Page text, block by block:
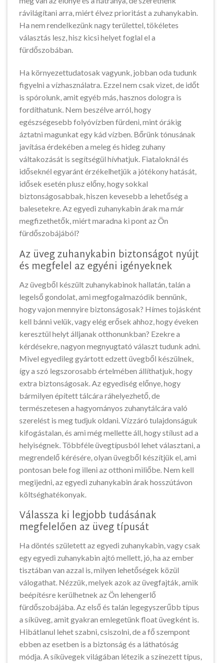
rávilágítani arra, miért élvez prioritást a zuhanykabin.
Ha nem rendelkezünk nagy területtel, tökéletes
választás lesz, hisz kicsi helyet foglal el a
fürdőszobában.
Ha környezettudatosak vagyunk, jobban oda tudunk
figyelni a vízhasználatra. Ezzel nem csak vizet, de időt
is spórolunk, amit egyéb más, hasznos dologra is
fordíthatunk. Nem beszélve arról, hogy
egészségesebb folyóvízben fürdeni, mint órákig
áztatni magunkat egy kád vízben. Bőrünk tónusának
javítása érdekében a meleg és hideg zuhany
váltakozását is segítségül hívhatjuk. Fiataloknál és
időseknél egyaránt érzékelhetjük a jótékony hatását,
idősek esetén plusz előny, hogy sokkal
biztonságosabbak, hiszen kevesebb a lehetőség a
balesetekre. Az egyedi zuhanykabin árak ma már
megfizethetők, miért maradna ki pont az Ön
fürdőszobájából?
Az üveg zuhanykabin biztonságot nyújt
és megfelel az egyéni igényeknek
Az üvegből készült zuhanykabinok hallatán, talán a
legelső gondolat, ami megfogalmazódik bennünk,
hogy vajon mennyire biztonságosak? Hímes tojásként
kell bánni velük, vagy elég erősek ahhoz, hogy éveken
keresztül helyt álljanak otthonunkban? Ezekre a
kérdésekre, nagyon megnyugtató választ tudunk adni.
Mivel egyedileg gyártott edzett üvegből készülnek,
így a szó legszorosabb értelmében állíthatjuk, hogy
extra biztonságosak. Az egyediség előnye, hogy
bármilyen épített tálcára ráhelyezhető, de
természetesen a hagyományos zuhanytálcára való
szerelést is meg tudjuk oldani. Vízzáró tulajdonságuk
kifogástalan, és ami még mellette áll, hogy stílust ad a
helyiségnek. Többféle üvegtípusból lehet választani, a
megrendelő kérésére, olyan üvegből készítjük el, ami
pontosan bele fog illeni az otthoni miliőbe. Nem kell
megijedni, az egyedi zuhanykabin árak hosszútávon
költséghatékonyak.
Válassza ki legjobb tudásának
megfelelően az üveg típusát
Ha döntés született az egyedi zuhanykabin, vagy csak
egy egyedi zuhanykabin ajtó mellett, jó, ha az ember
tisztában van azzal is, milyen lehetőségek közül
válogathat. Nézzük, melyek azok az üvegfajták, amik
beépítésre kerülhetnek az Ön lehengerlő
fürdőszobájába. Az első és talán legegyszerűbb típus
a síküveg, amit gyakran emlegetünk float üvegként is.
Hibátlanul lehet szabni, csiszolni, de a fő szempont
ebben az esetben is a biztonság és a láthatóság
módja. A síküvegek világában létezik a színezett típus,